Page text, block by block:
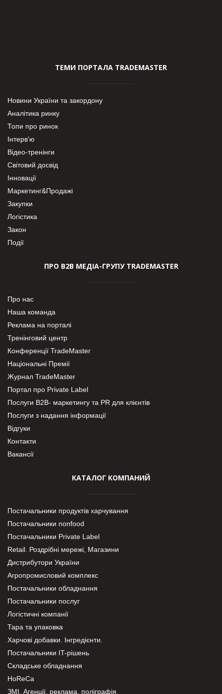
ТЕМИ ПОРТАЛА TRADEMASTER
Новини України та закордону
Аналітика ринку
Топи про ринок
Інтерв’ю
Відео-тренінги
Світовий досвід
Інновації
Маркетинг&Продажі
Закупки
Логістика
Закон
Події
ПРО В2В МЕДІА-ГРУПУ TRADEMASTER
Про нас
Наша команда
Реклама на порталі
Тренінговий центр
Конференції TradeMaster
Національні Премії
Журнал TradeMaster
Портал про Private Label
Послуги В2В- маркетингу та PR для клієнтів
Послуги з надання інформації
Відгуки
Контакти
Вакансії
КАТАЛОГ КОМПАНИЙ
Постачальники продуктів харчування
Постачальники nonfood
Постачальники Private Label
Retail. Роздрібні мережі, Магазини
Дистрибутори України
Агропромисловий комплекс
Постачальники обладнання
Постачальники послуг
Логістичні компанії
Тара та упаковка
Харчові добавки. Інгредієнти.
Постачальники IT-рішень
Складське обладнання
HoReCa
ЗМІ, Агенції, реклама, поліграфія